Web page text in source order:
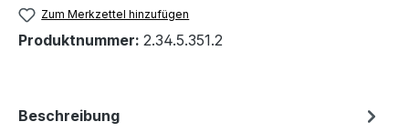
Zum Merkzettel hinzufügen
Produktnummer: 2.34.5.351.2
Beschreibung